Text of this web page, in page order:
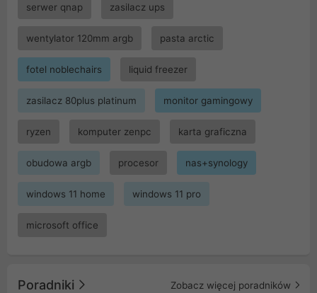
serwer qnap zasilacz ups
wentylator 120mm argb pasta arctic
fotel noblechairs liquid freezer
zasilacz 80plus platinum monitor gamingowy
ryzen komputer zenpc karta graficzna
obudowa argb procesor nas+synology
windows 11 home windows 11 pro
microsoft office
Poradniki Zobacz więcej poradników